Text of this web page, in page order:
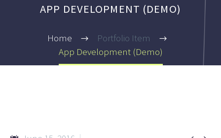
APP DEVELOPMENT (DEMO)
Home
Portfolio Item
App Development (Demo)